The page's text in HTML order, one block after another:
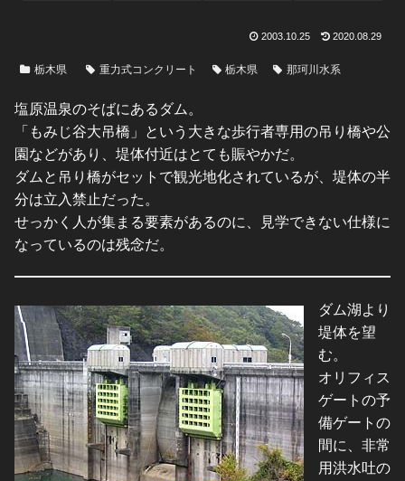
2003.10.25 2020.08.29
栃木県 重力式コンクリート 栃木県 那珂川水系
塩原温泉のそばにあるダム。
「もみじ谷大吊橋」という大きな歩行者専用の吊り橋や公
園などがあり、堤体付近はとても賑やかだ。
ダムと吊り橋がセットで観光地化されているが、堤体の半
分は立入禁止だった。
せっかく人が集まる要素があるのに、見学できない仕様に
なっているのは残念だ。
ダム湖より
堤体を望
む。
オリフィス
ゲートの予
備ゲートの
間に、非常
用洪水吐の